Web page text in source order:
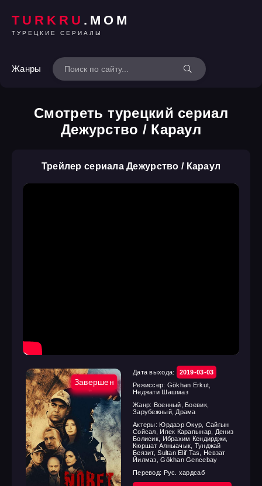
TURKRU .MOM
ТУРЕЦКИЕ СЕРИАЛЫ
Жанры
Смотреть турецкий сериал
Дежурство / Караул
Трейлер сериала Дежурство / Караул
Завершен
Дата выхода:
2019-03-03
Режиссер: Gökhan Erkut,
Неджати Шашмаз
Жанр: Военный, Боевик,
Зарубежный, Драма
Актеры: Юрдаэр Окур, Сайгын
Сойсал, Ипек Карапынар, Дениз
Болисик, Ибрахим Кендирджи,
Кюршат Алныачык, Тунджай
Беязит, Sultan Elif Tas, Невзат
Йилмаз, Gökhan Gencebay
Перевод: Рус. хардсаб